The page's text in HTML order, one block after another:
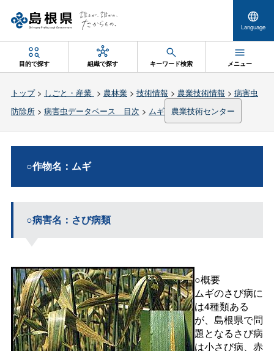
Language
目的で探す 組織で探す キーワード検索 メニュー
トップ> しごと・産業 > 農林業> 技術情報 > 農業技術情報 > 病害虫
防除所> 病害虫データベース 目次 > ムギ 農業技術センター
○作物名：ムギ
○病害名：さび病類
○概要
ムギのさび病に
は4種類ある
が、島根県で問
題となるさび病
は小さび病、赤